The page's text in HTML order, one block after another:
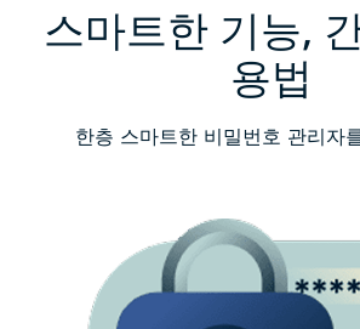
스마트한 기능,
용법
한층 스마트한 비밀번호 관리자